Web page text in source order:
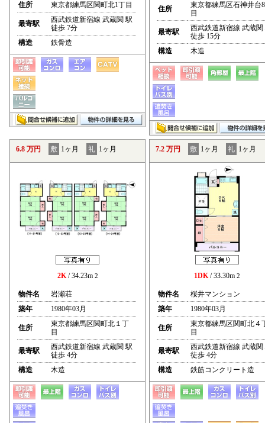
住所
東京都練馬区関町北1丁目
最寄駅
西武鉄道新宿線 武蔵関 駅
徒歩 7分
構造
鉄骨造
住所
東京都練馬区石神井台
目
最寄駅
西武鉄道新宿線 武蔵関
徒歩 15分
構造
木造
6.8 万円 敷 1ヶ月 礼 1ヶ月
2K/ 34.23m 2
物件名
岩瀬荘
築年
1980年03月
住所
東京都練馬区関町北１丁
目
最寄駅
西武鉄道新宿線 武蔵関 駅
徒歩 4分
構造
木造
7.2 万円 敷 1ヶ月 礼 1ヶ月
1DK/ 33.30m 2
物件名
桜井マンション
築年
1980年03月
住所
東京都練馬区関町北４
目
最寄駅
西武鉄道新宿線 武蔵関
徒歩 4分
構造
鉄筋コンクリート造